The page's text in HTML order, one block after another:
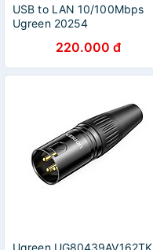
USB to LAN 10/100Mbps
Ugreen 20254
220.000 đ
Ugreen UG80439AV162TK